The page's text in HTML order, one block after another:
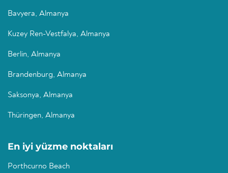
Bavyera, Almanya
Kuzey Ren-Vestfalya, Almanya
Berlin, Almanya
Brandenburg, Almanya
Saksonya, Almanya
Thüringen, Almanya
En iyi yüzme noktaları
Porthcurno Beach